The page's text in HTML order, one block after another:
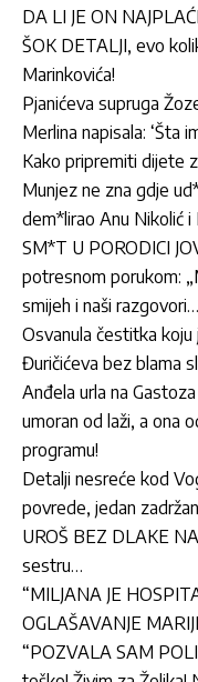
DA LI JE ON
ŠOK DETALJI, evo
Marinkovića!
Pjanićeva supruga
Merlina napisala: ‘Šta
Kako pripremiti dijete
Munjez ne zna gdje
dem*lirao Anu Nikolić
SM*T U PORODICI
potresnom porukom:
smijeh i naši
Osvanula čestitka koju
Đuričićeva bez blama
Anđela urla na
umoran od laži, a ona
programu!
Detalji nesreće kod
povrede, jedan
UROŠ BEZ DLAKE
sestru…
“MILJANA JE
OGLAŠAVANJE
“POZVALA SAM